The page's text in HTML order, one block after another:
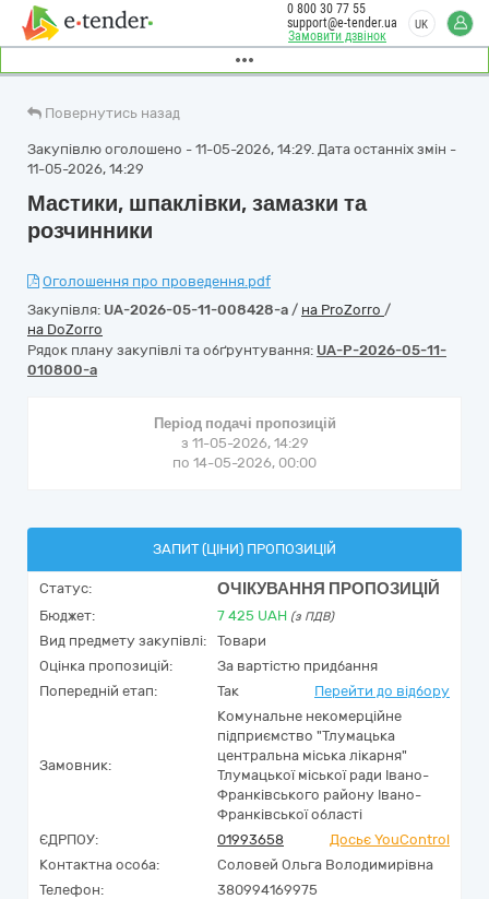
Замовити дзвінок
0 800 30 77 55
support@e-tender.ua
UK
Повернутись назад
Закупівлю оголошено - 11-05-2026, 14:29. Дата останніх змін -
11-05-2026, 14:29
Мастики, шпаклівки, замазки та
розчинники
Оголошення про проведення.pdf
Закупівля: UA-2026-05-11-008428-a / на ProZorro /
на DoZorro
Рядок плану закупівлі та обґрунтування: UA-P-2026-05-11-
010800-a
Період подачі пропозицій
з 11-05-2026, 14:29
по 14-05-2026, 00:00
ЗАПИТ (ЦІНИ) ПРОПОЗИЦІЙ
Статус: ОЧІКУВАННЯ ПРОПОЗИЦІЙ
Бюджет: 7 425 UAH (з ПДВ)
Вид предмету закупівлі:
Товари
Оцінка пропозицій:
За вартістю придбання
Попередній етап:
Так Перейти до відбору
Замовник:
Комунальне некомерційне
підприємство "Тлумацька
центральна міська лікарня"
Тлумацької міської ради Івано-
Франківського району Івано-
Франківської області
ЄДРПОУ:
01993658
Досьє YouControl
Контактна особа:
Соловей Ольга Володимирівна
Телефон:
380994169975